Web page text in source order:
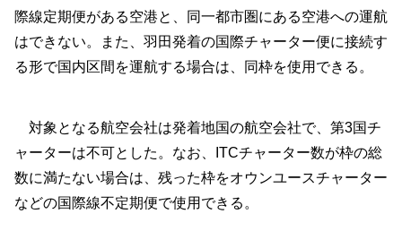
際線定期便がある空港と、同一都市圏にある空港への運航
はできない。また、羽田発着の国際チャーター便に接続す
る形で国内区間を運航する場合は、同枠を使用できる。
対象となる航空会社は発着地国の航空会社で、第3国チ
ャーターは不可とした。なお、ITCチャーター数が枠の総
数に満たない場合は、残った枠をオウンユースチャーター
などの国際線不定期便で使用できる。